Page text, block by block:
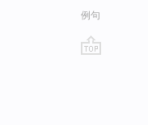
例句